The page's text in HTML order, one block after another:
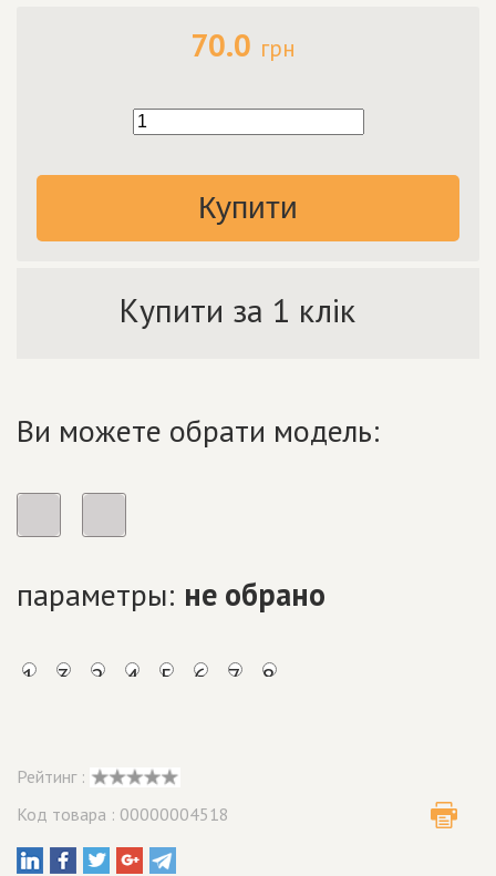
70.0 грн
Купити
Купити за 1 клік
Ви можете обрати модель:
параметры: не обрано
1 3 2 4 5 6 7 8
Рейтинг :
Код товара : 00000004518